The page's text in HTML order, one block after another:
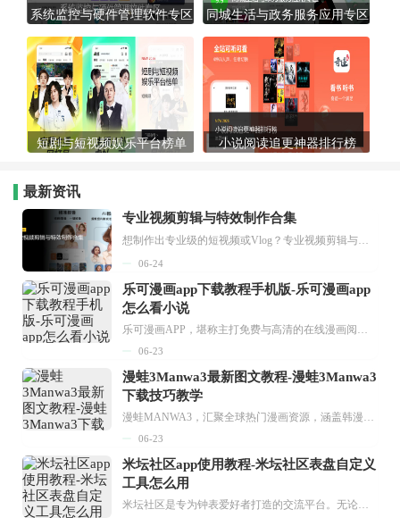
系统监控与硬件管理软件专区 同城生活与政务服务应用专区
短剧与短视频娱乐平台榜单 小说阅读追更神器排行榜
最新资讯
专业视频剪辑与特效制作合集
想制作出专业级的短视频或Vlog？专业视频剪辑与特效制作大全专题为你提供了从剪辑、抠像到特效包装的全套解决方案。无论是添加炫酷的片头、进行精准的视频抠图，还是制...
06-24
乐可漫画app下载教程手机版-乐可漫画app
怎么看小说
乐可漫画APP，堪称主打免费与高清的在线漫画阅读神器。其官方版提供海量完整版漫画资源，无论是国内漫画，还是日漫、韩漫、台漫、美漫等国外漫画，应有尽有，随时供你阅读。只需轻点一下，便能直接进入阅读界面。不仅如此，乐可漫画最新版本更新速度极快，在这里，你总能抢先看到全网一手漫画章节内容！...
06-23
漫蛙3Manwa3最新图文教程-漫蛙3Manwa3
下载技巧教学
漫蛙MANWA3，汇聚全球热门漫画资源，涵盖韩漫、欧美漫画、国漫等多种类型，题材丰富多样，全方位满足用户阅读喜好。它不仅是阅读平台，更是创作平台，为广大用户打造零门槛创作环境。...
06-23
米坛社区app使用教程-米坛社区表盘自定义
工具怎么用
米坛社区是专为钟表爱好者打造的交流平台。无论你是初涉钟表领域的普通爱好者，还是拥有多年收藏经验的资深玩家，都能在此找到属于自己的天地。 无需注册，就能轻松参与其中。通过专业的讨论论坛与丰富的交互功能，你可与世界各地的钟表爱好者畅快交流。若你钟情于钟表，米坛社区无疑是值得一试的理想之选。在这里，你能获取最新的手表资讯，交流见解，提升鉴赏品味，让每一块手表都成为收藏故事中重要的一部分。感兴趣的朋友，不要错过下载机会。...